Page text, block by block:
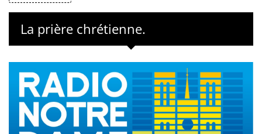
La prière chrétienne.